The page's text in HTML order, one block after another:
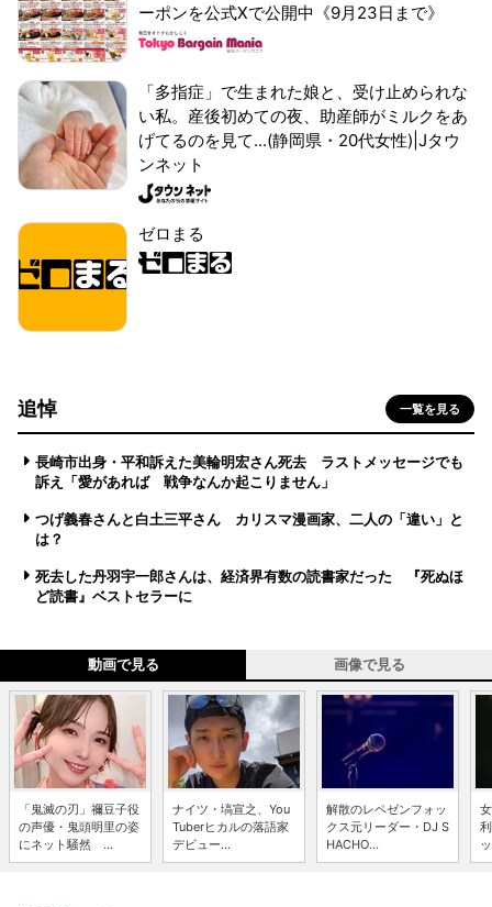
ーポンを公式Xで公開中《9月23日まで》
「多指症」で生まれた娘と、受け止められな
い私。産後初めての夜、助産師がミルクをあ
げてるのを見て...(静岡県・20代女性)|Jタウ
ンネット
ゼロまる
追悼 一覧を見る
長崎市出身・平和訴えた美輪明宏さん死去 ラストメッセージでも
訴え「愛があれば 戦争なんか起こりません」
つげ義春さんと白土三平さん カリスマ漫画家、二人の「違い」と
は？
死去した丹羽宇一郎さんは、経済界有数の読書家だった 『死ぬほ
ど読書』ベストセラーに
動画で見る 画像で見る
「鬼滅の刃」禰豆子役
の声優・鬼頭明里の姿
にネット騒然 ...
ナイツ・塙宣之、You
Tuberヒカルの落語家
デビュー...
解散のレペゼンフォッ
クス元リーダー・DJ S
HACHO...